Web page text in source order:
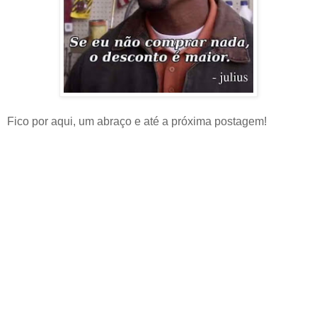
Fico por aqui, um abraço e até a próxima postagem!